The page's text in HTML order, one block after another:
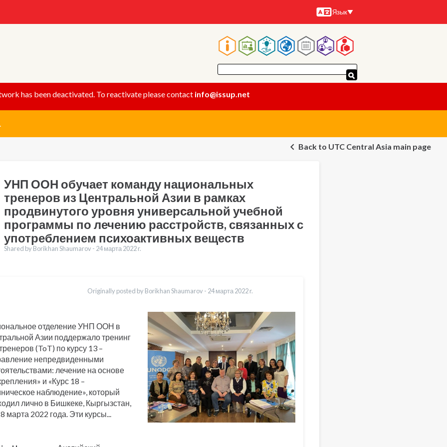
Языки
Язык
Основная
навигация
has been deactivated. To reactivate please contact info@issup.net
Back to UTC Central Asia main page
УНП ООН обучает команду национальных
тренеров из Центральной Азии в рамках
продвинутого уровня универсальной учебной
программы по лечению расстройств, связанных с
употреблением психоактивных веществ
Shared by Borikhan Shaumarov - 24 марта 2022 r.
Originally posted by Borikhan Shaumarov - 24 марта 2022 r.
отделение УНП ООН в
Азии поддержало тренинг
(ToT) по курсу 13 –
непредвиденными
лечение на основе
и «Курс 18 –
наблюдение», который
лично в Бишкеке, Кыргызстан,
марта 2022 года. Эти курсы...